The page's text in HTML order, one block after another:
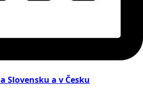
Slovensku a v Česku